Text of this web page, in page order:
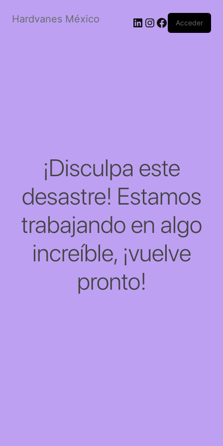
Hardvanes México LinkedIn
Instagram
Facebook
Acceder
¡Disculpa este
desastre! Estamos
trabajando en algo
increíble, ¡vuelve
pronto!